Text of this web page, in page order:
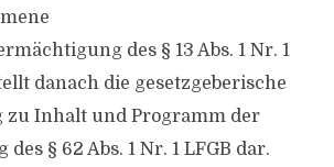
des § 13 Abs. 1 Nr. 1
danach die gesetzgeberische
zu Inhalt und Programm der
§ 62 Abs. 1 Nr. 1 LFGB dar.